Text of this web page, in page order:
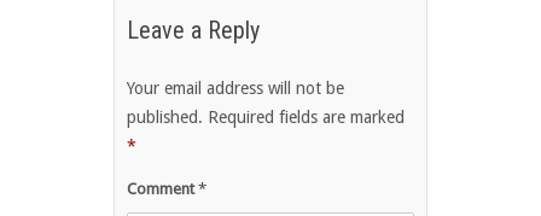
Leave a Reply
Your email address will not be
published. Required fields are marked
*
Comment*